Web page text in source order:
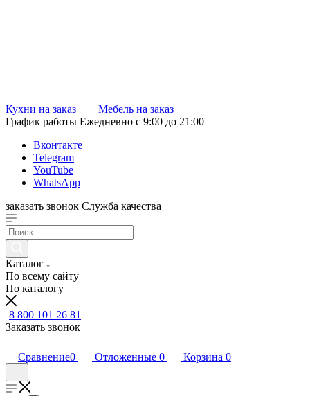
Кухни на заказ
Мебель на заказ
График работы Ежедневно с 9:00 до 21:00
Вконтакте
Telegram
YouTube
WhatsApp
заказать звонок Служба качества
Каталог
По всему сайту
По каталогу
8 800 101 26 81
Заказать звонок
Сравнение0 Отложенные 0 Корзина 0